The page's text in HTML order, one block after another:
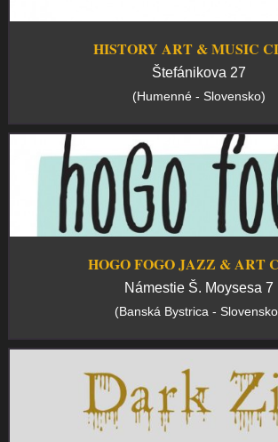
HISTORY ART & MUSIC
Štefánikova 27
(Humenné - Slovensko)
HOGO FOGO JAZZ & ART
Námestie Š. Moysesa 7
(Banská Bystrica -